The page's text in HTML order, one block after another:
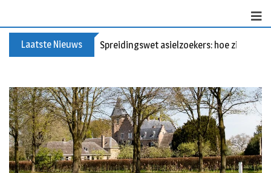
Laatste Nieuws Spreidingswet asielzoekers: hoe zit dat?